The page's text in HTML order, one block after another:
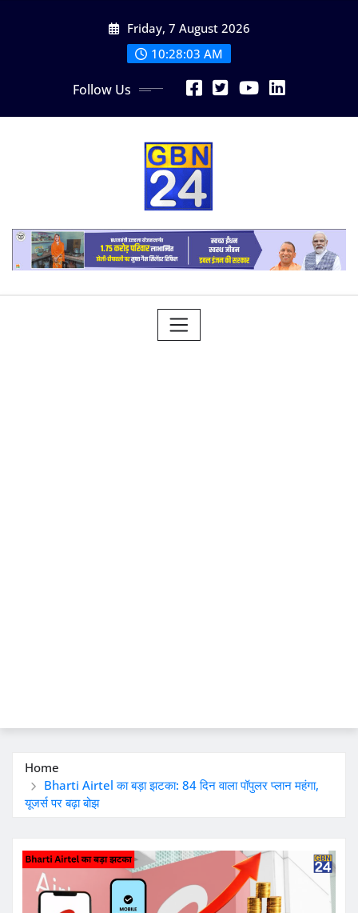
Friday, 7 August 2026
10:28:03 AM
Follow Us
Home
Bharti Airtel का बड़ा झटका: 84 दिन वाला पॉपुलर प्लान महंगा,
यूजर्स पर बढ़ा बोझ